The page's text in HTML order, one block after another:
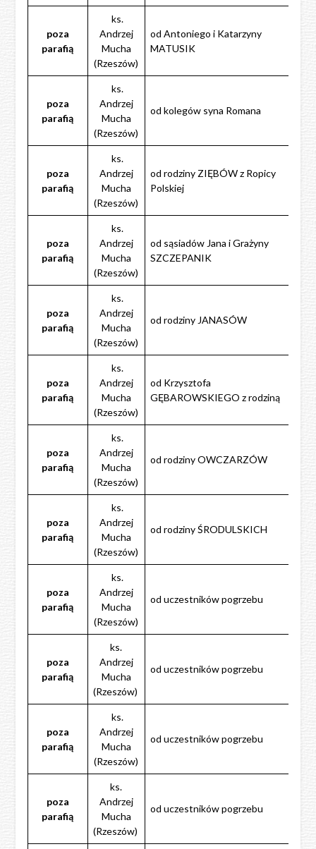
poza
parafią
ks.
Andrzej
Mucha
(Rzeszów)
od Antoniego i Katarzyny
MATUSIK
poza
parafią
ks.
Andrzej
Mucha
(Rzeszów)
od kolegów syna Romana
poza
parafią
ks.
Andrzej
Mucha
(Rzeszów)
od rodziny ZIĘBÓW z Ropicy
Polskiej
poza
parafią
ks.
Andrzej
Mucha
(Rzeszów)
od sąsiadów Jana i Grażyny
SZCZEPANIK
poza
parafią
ks.
Andrzej
Mucha
(Rzeszów)
od rodziny JANASÓW
poza
parafią
ks.
Andrzej
Mucha
(Rzeszów)
od Krzysztofa
GĘBAROWSKIEGO z rodziną
poza
parafią
ks.
Andrzej
Mucha
(Rzeszów)
od rodziny OWCZARZÓW
poza
parafią
ks.
Andrzej
Mucha
(Rzeszów)
od rodziny ŚRODULSKICH
poza
parafią
ks.
Andrzej
Mucha
(Rzeszów)
od uczestników pogrzebu
poza
parafią
ks.
Andrzej
Mucha
(Rzeszów)
od uczestników pogrzebu
poza
parafią
ks.
Andrzej
Mucha
(Rzeszów)
od uczestników pogrzebu
poza
parafią
ks.
Andrzej
Mucha
(Rzeszów)
od uczestników pogrzebu